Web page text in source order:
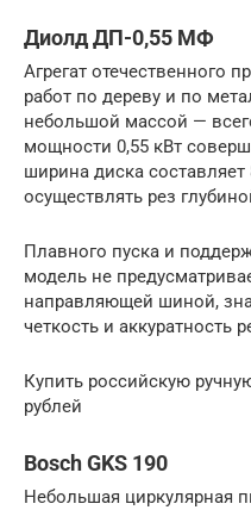
Диолд ДП-0,55 МФ
Агрегат отечественного
работ по дереву и по
небольшой массой —
мощности 0,55 кВт
ширина диска
осуществлять рез
Плавного пуска и
модель не
направляющей шиной,
четкость и аккуратность
Купить российскую
рублей
Bosch GKS 190
Небольшая циркулярная